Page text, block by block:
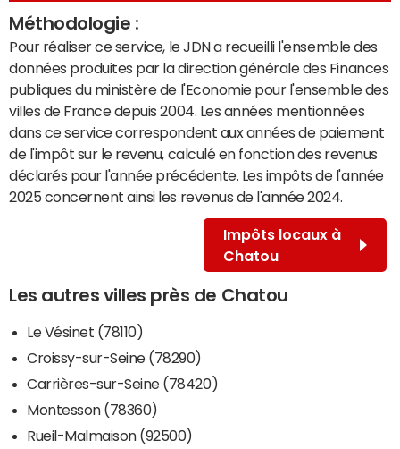
Méthodologie :
Pour réaliser ce service, le JDN a recueilli l'ensemble des
données produites par la direction générale des Finances
publiques du ministère de l'Economie pour l'ensemble des
villes de France depuis 2004. Les années mentionnées
dans ce service correspondent aux années de paiement
de l'impôt sur le revenu, calculé en fonction des revenus
déclarés pour l'année précédente. Les impôts de l'année
2025 concernent ainsi les revenus de l'année 2024.
Impôts locaux à
Chatou
Les autres villes près de Chatou
Le Vésinet (78110)
Croissy-sur-Seine (78290)
Carrières-sur-Seine (78420)
Montesson (78360)
Rueil-Malmaison (92500)